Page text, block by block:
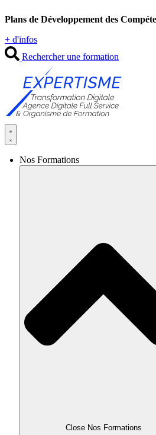
au
Plans de Développement des
+ d'infos
Rechercher une formation
Nos Formations
Close Nos Formations